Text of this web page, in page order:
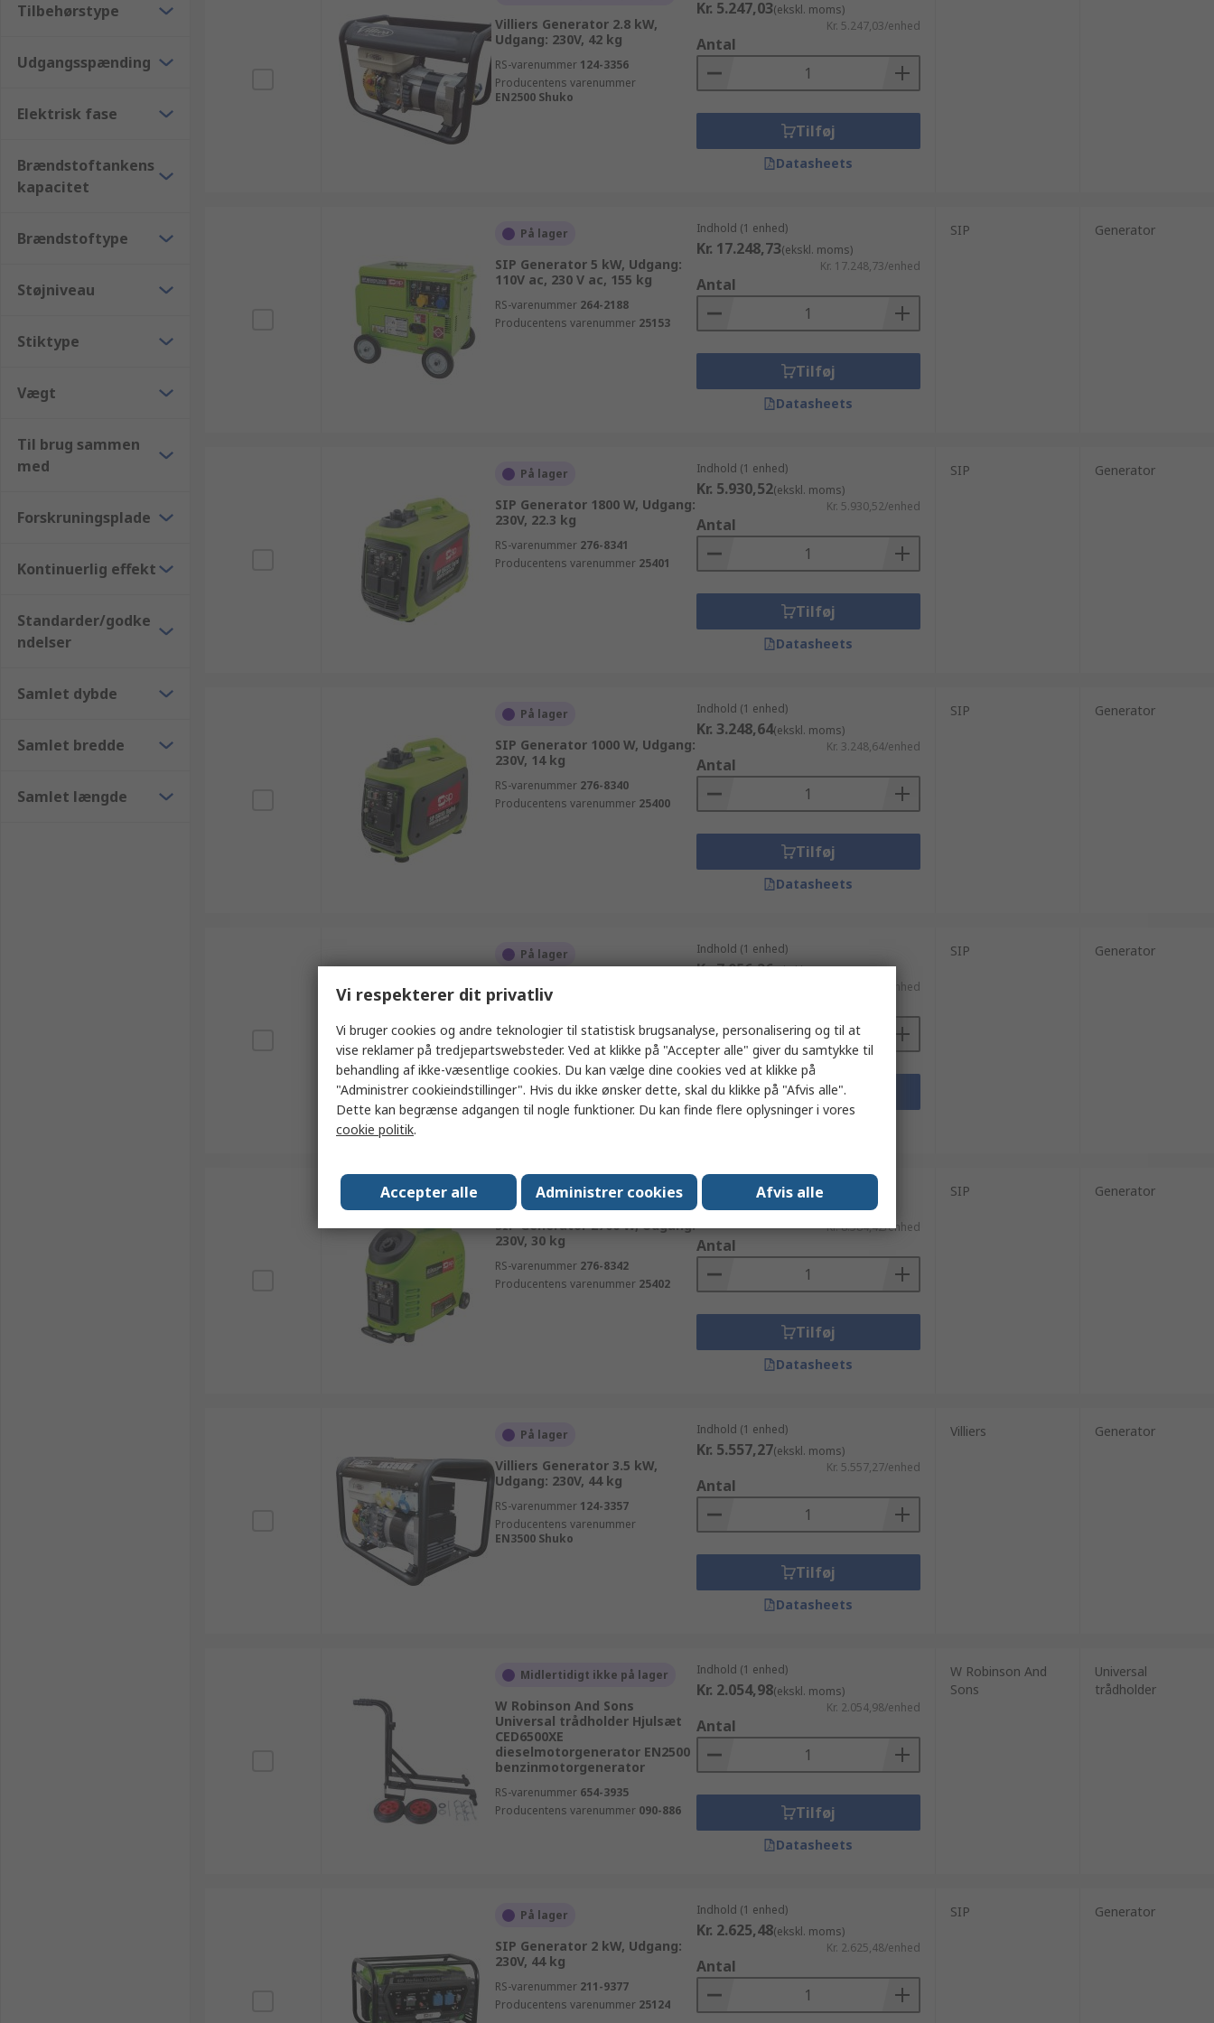
Tilbehørstype
Udgangsspænding
Elektrisk fase
Brændstoftankens
kapacitet
Brændstoftype
Støjniveau
Stiktype
Vægt
Til brug sammen
med
Forskruningsplade
Kontinuerlig effekt
Standarder/godke
ndelser
Samlet dybde
Samlet bredde
Samlet længde
Villiers Generator 2.8 kW,
Udgang: 230V, 42 kg
RS-varenummer 124-3356
Producentens varenummer
EN2500 Shuko
Kr. 5.247,03(ekskl. moms)
Kr. 5.247,03/enhed
Antal
Tilføj
Datasheets
På lager
SIP Generator 5 kW, Udgang:
110V ac, 230 V ac, 155 kg
RS-varenummer 264-2188
Producentens varenummer 25153
Indhold (1 enhed)
Kr. 17.248,73(ekskl. moms)
Kr. 17.248,73/enhed
Antal
Tilføj
Datasheets
SIP Generator
På lager
SIP Generator 1800 W, Udgang:
230V, 22.3 kg
RS-varenummer 276-8341
Producentens varenummer 25401
Indhold (1 enhed)
Kr. 5.930,52(ekskl. moms)
Kr. 5.930,52/enhed
Antal
Tilføj
Datasheets
SIP Generator
På lager
SIP Generator 1000 W, Udgang:
230V, 14 kg
RS-varenummer 276-8340
Producentens varenummer 25400
Indhold (1 enhed)
Kr. 3.248,64(ekskl. moms)
Kr. 3.248,64/enhed
Antal
Tilføj
Datasheets
SIP Generator
På lager
SIP Generator 3500 W, 39 kg
Producentens varenummer 4340
Indhold (1 enhed)
Kr. 7.056,26(ekskl. moms)
Kr. 7.056,26/enhed
Tilføj
Datasheets
SIP Generator
På lager
SIP Generator 2700 W, Udgang:
230V, 30 kg
RS-varenummer 276-8342
Producentens varenummer 25402
Indhold (1 enhed)
Kr. 8.584,42(ekskl. moms)
Kr. 8.584,42/enhed
Antal
Tilføj
Datasheets
SIP Generator
På lager
Villiers Generator 3.5 kW,
Udgang: 230V, 44 kg
RS-varenummer 124-3357
Producentens varenummer
EN3500 Shuko
Indhold (1 enhed)
Kr. 5.557,27(ekskl. moms)
Kr. 5.557,27/enhed
Antal
Tilføj
Datasheets
Villiers Generator
Midlertidigt ikke på lager
W Robinson And Sons
Universal trådholder Hjulsæt
CED6500XE
dieselmotorgenerator EN2500
benzinmotorgenerator
RS-varenummer 654-3935
Producentens varenummer 090-886
Indhold (1 enhed)
Kr. 2.054,98(ekskl. moms)
Kr. 2.054,98/enhed
Antal
Tilføj
Datasheets
W Robinson And
Sons
Universal
trådholder
På lager
SIP Generator 2 kW, Udgang:
230V, 44 kg
RS-varenummer 211-9377
Producentens varenummer 25124
Indhold (1 enhed)
Kr. 2.625,48(ekskl. moms)
Kr. 2.625,48/enhed
Antal
SIP Generator
Vi respekterer dit privatliv
Vi bruger cookies og andre teknologier til statistisk brugsanalyse, personalisering og til at
vise reklamer på tredjepartswebsteder. Ved at klikke på "Accepter alle" giver du samtykke til
behandling af ikke-væsentlige cookies. Du kan vælge dine cookies ved at klikke på
"Administrer cookieindstillinger". Hvis du ikke ønsker dette, skal du klikke på "Afvis alle".
Dette kan begrænse adgangen til nogle funktioner. Du kan finde flere oplysninger i vores
cookie politik.
Accepter alle Administrer cookies Afvis alle